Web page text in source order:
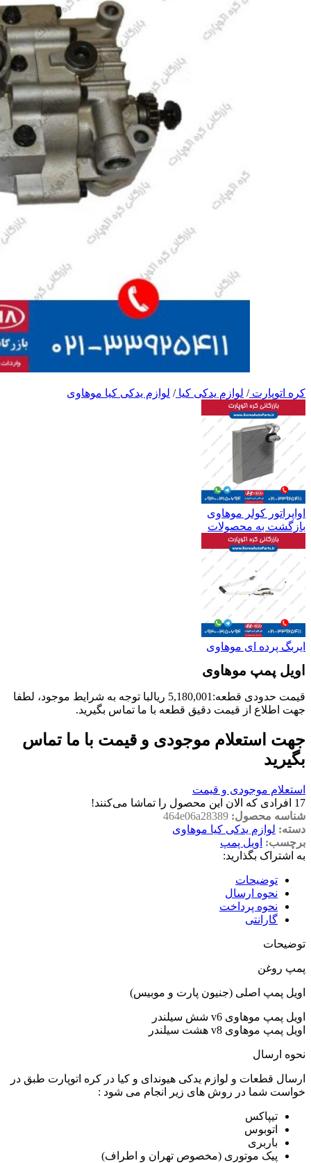
کره اتوپارت/ لوازم یدکی کیا/ لوازم یدکی کیا موهاوی
اواپراتور کولر موهاوی
بازگشت به محصولات
ایربگ پرده ای موهاوی
اویل پمپ موهاوی
قیمت حدودی قطعه: 5,180,001 ریالبا توجه به شرایط موجود، لطفا
جهت اطلاع از قیمت دقیق قطعه با ما تماس بگیرید.
جهت استعلام موجودی و قیمت با ما تماس
بگیرید
استعلام موجودی و قیمت
17 افرادی که الان این محصول را تماشا می‌کنند!
شناسه محصول: 464e06a28389
دسته: لوازم یدکی کیا موهاوی
برچسب: اویل پمپ
به اشتراک بگذارید:
توضیحات
نحوه ارسال
نحوه پرداخت
گارانتی
توضیحات
پمپ روغن
اویل پمپ اصلی (جنیون پارت و موبیس)
اویل پمپ موهاوی v6 شش سیلندر
اویل پمپ موهاوی v8 هشت سیلندر
نحوه ارسال
ارسال قطعات و لوازم یدکی هیوندای و کیا در کره اتوپارت طبق در
خواست شما در روش های زیر انجام می شود :
تیپاکس
اتوبوس
باربری
پیک موتوری (مخصوص تهران و اطراف)